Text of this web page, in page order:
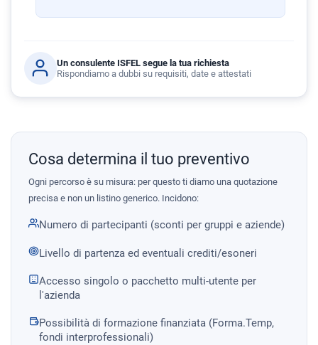
Un consulente ISFEL segue la tua richiesta
Rispondiamo a dubbi su requisiti, date e attestati
Cosa determina il tuo preventivo
Ogni percorso è su misura: per questo ti diamo una quotazione
precisa e non un listino generico. Incidono:
Numero di partecipanti (sconti per gruppi e aziende)
Livello di partenza ed eventuali crediti/esoneri
Accesso singolo o pacchetto multi-utente per
l'azienda
Possibilità di formazione finanziata (Forma.Temp,
fondi interprofessionali)